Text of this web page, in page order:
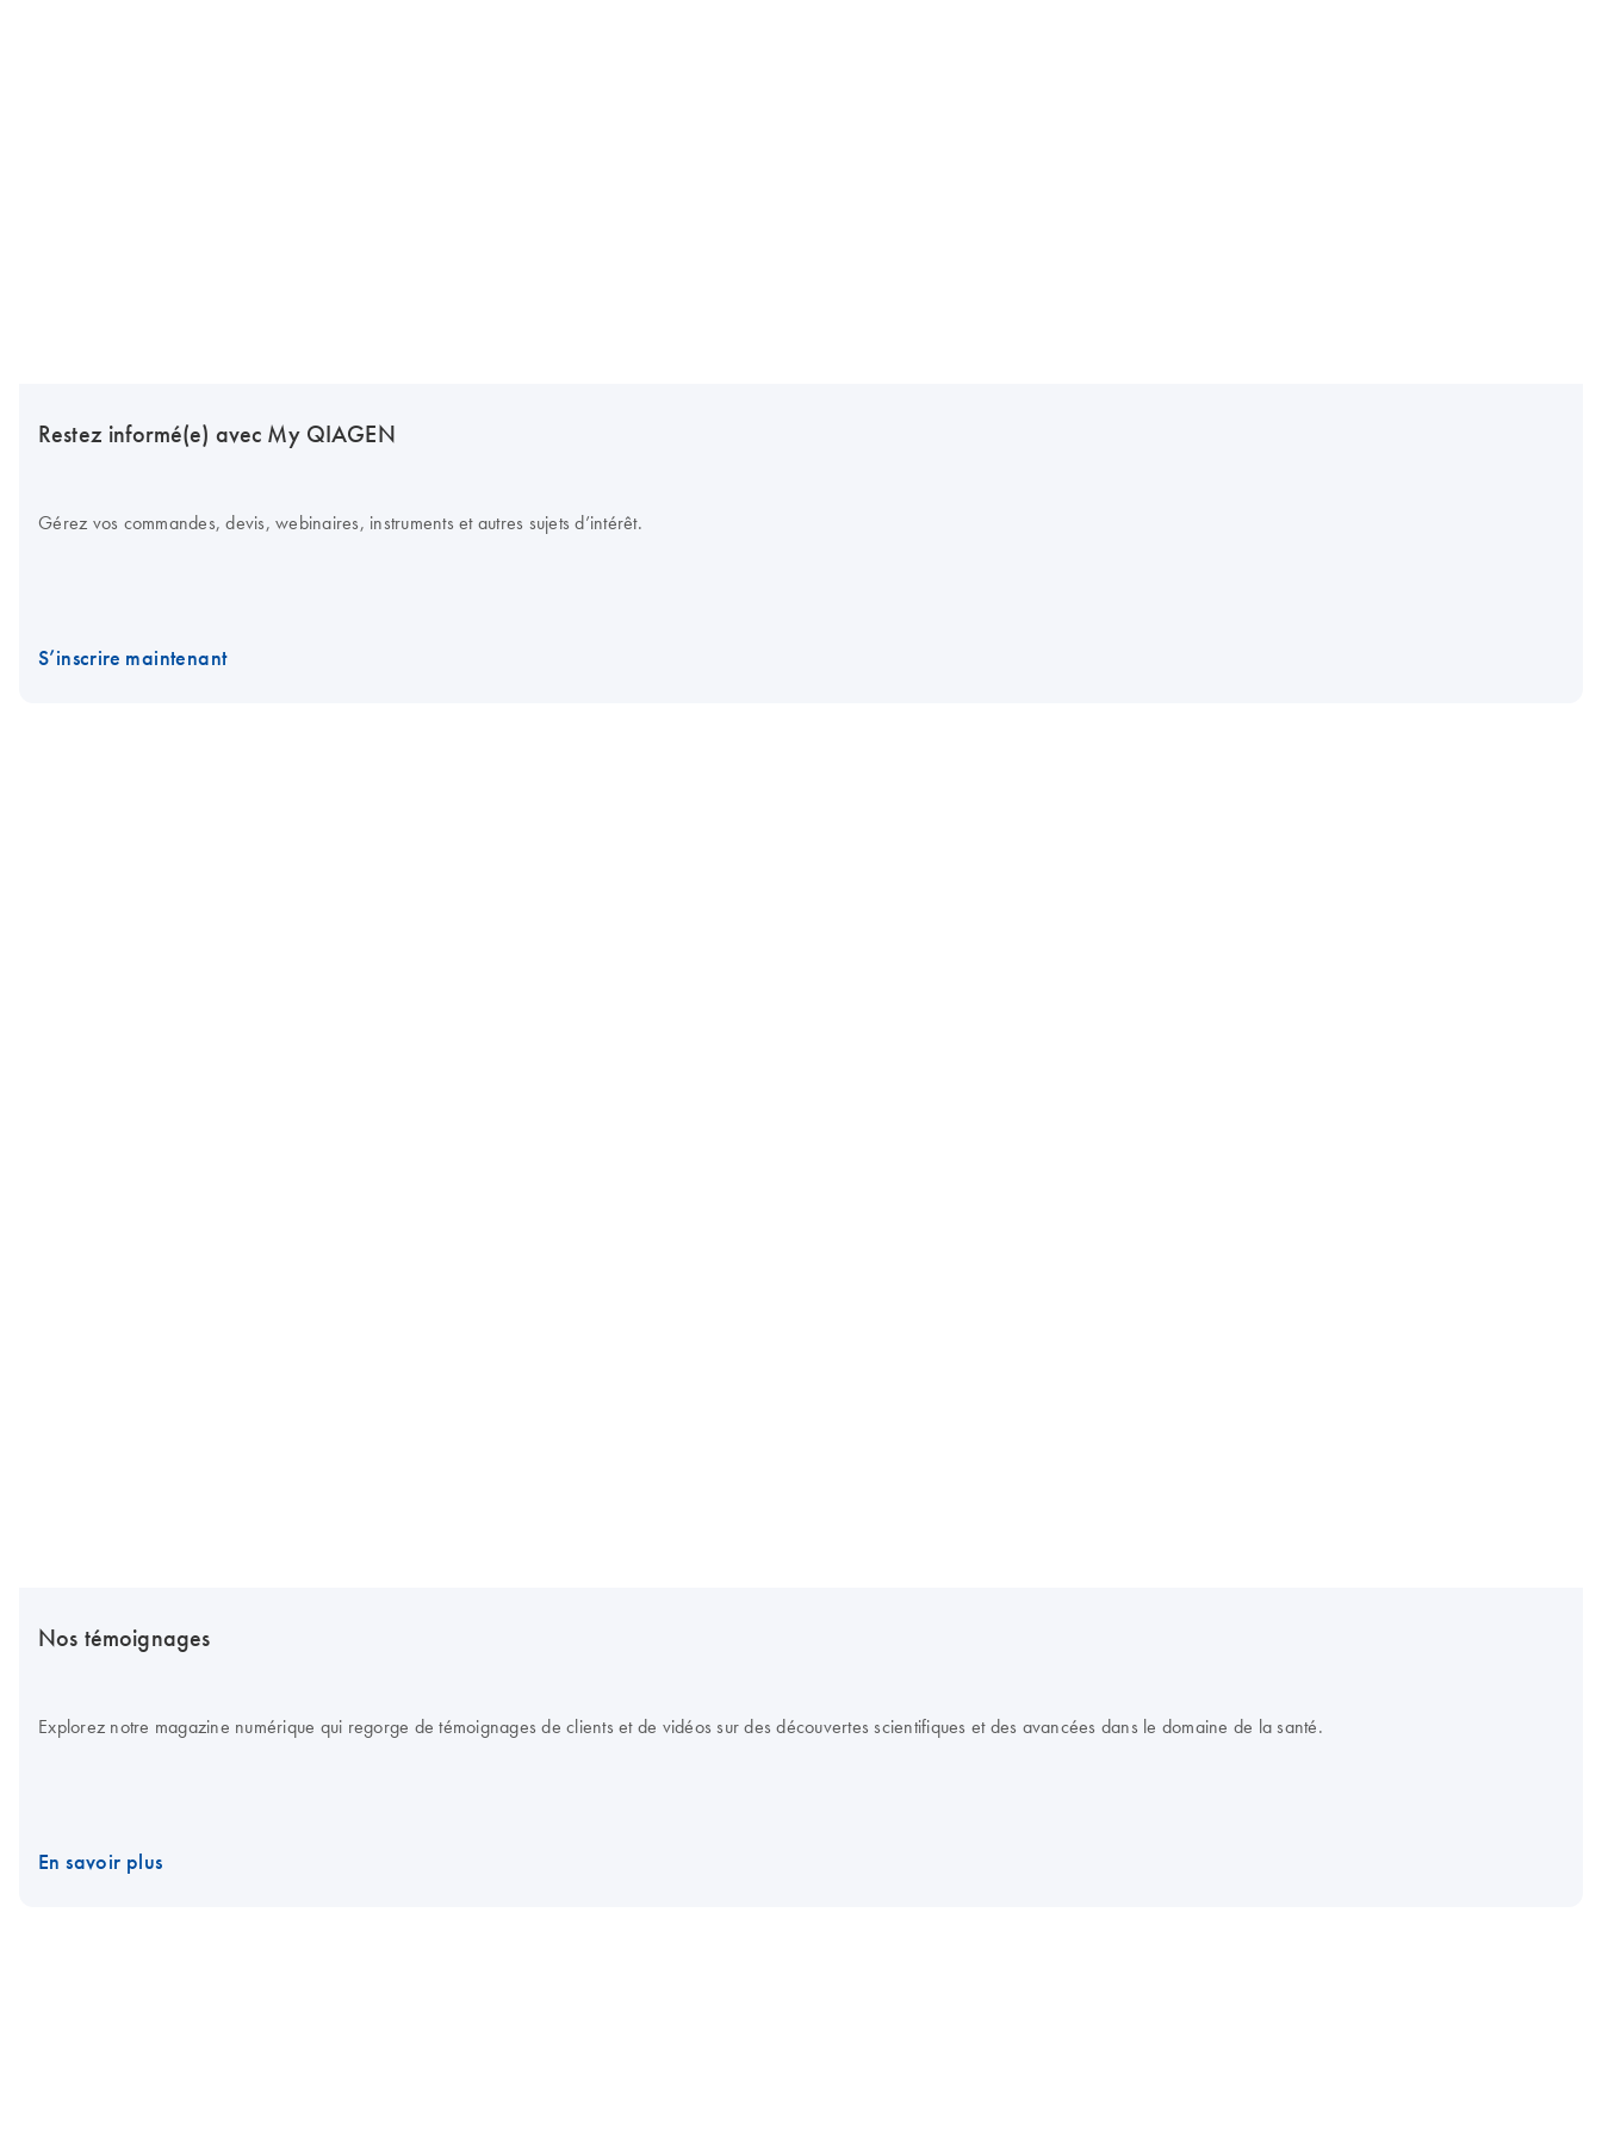
Restez informé(e) avec My QIAGEN
Gérez vos commandes, devis, webinaires, instruments et autres sujets d’intérêt.
S’inscrire maintenant
Nos témoignages
Explorez notre magazine numérique qui regorge de témoignages de clients et de vidéos sur des découvertes scientifiques et des avancées dans le domaine de la santé.
En savoir plus